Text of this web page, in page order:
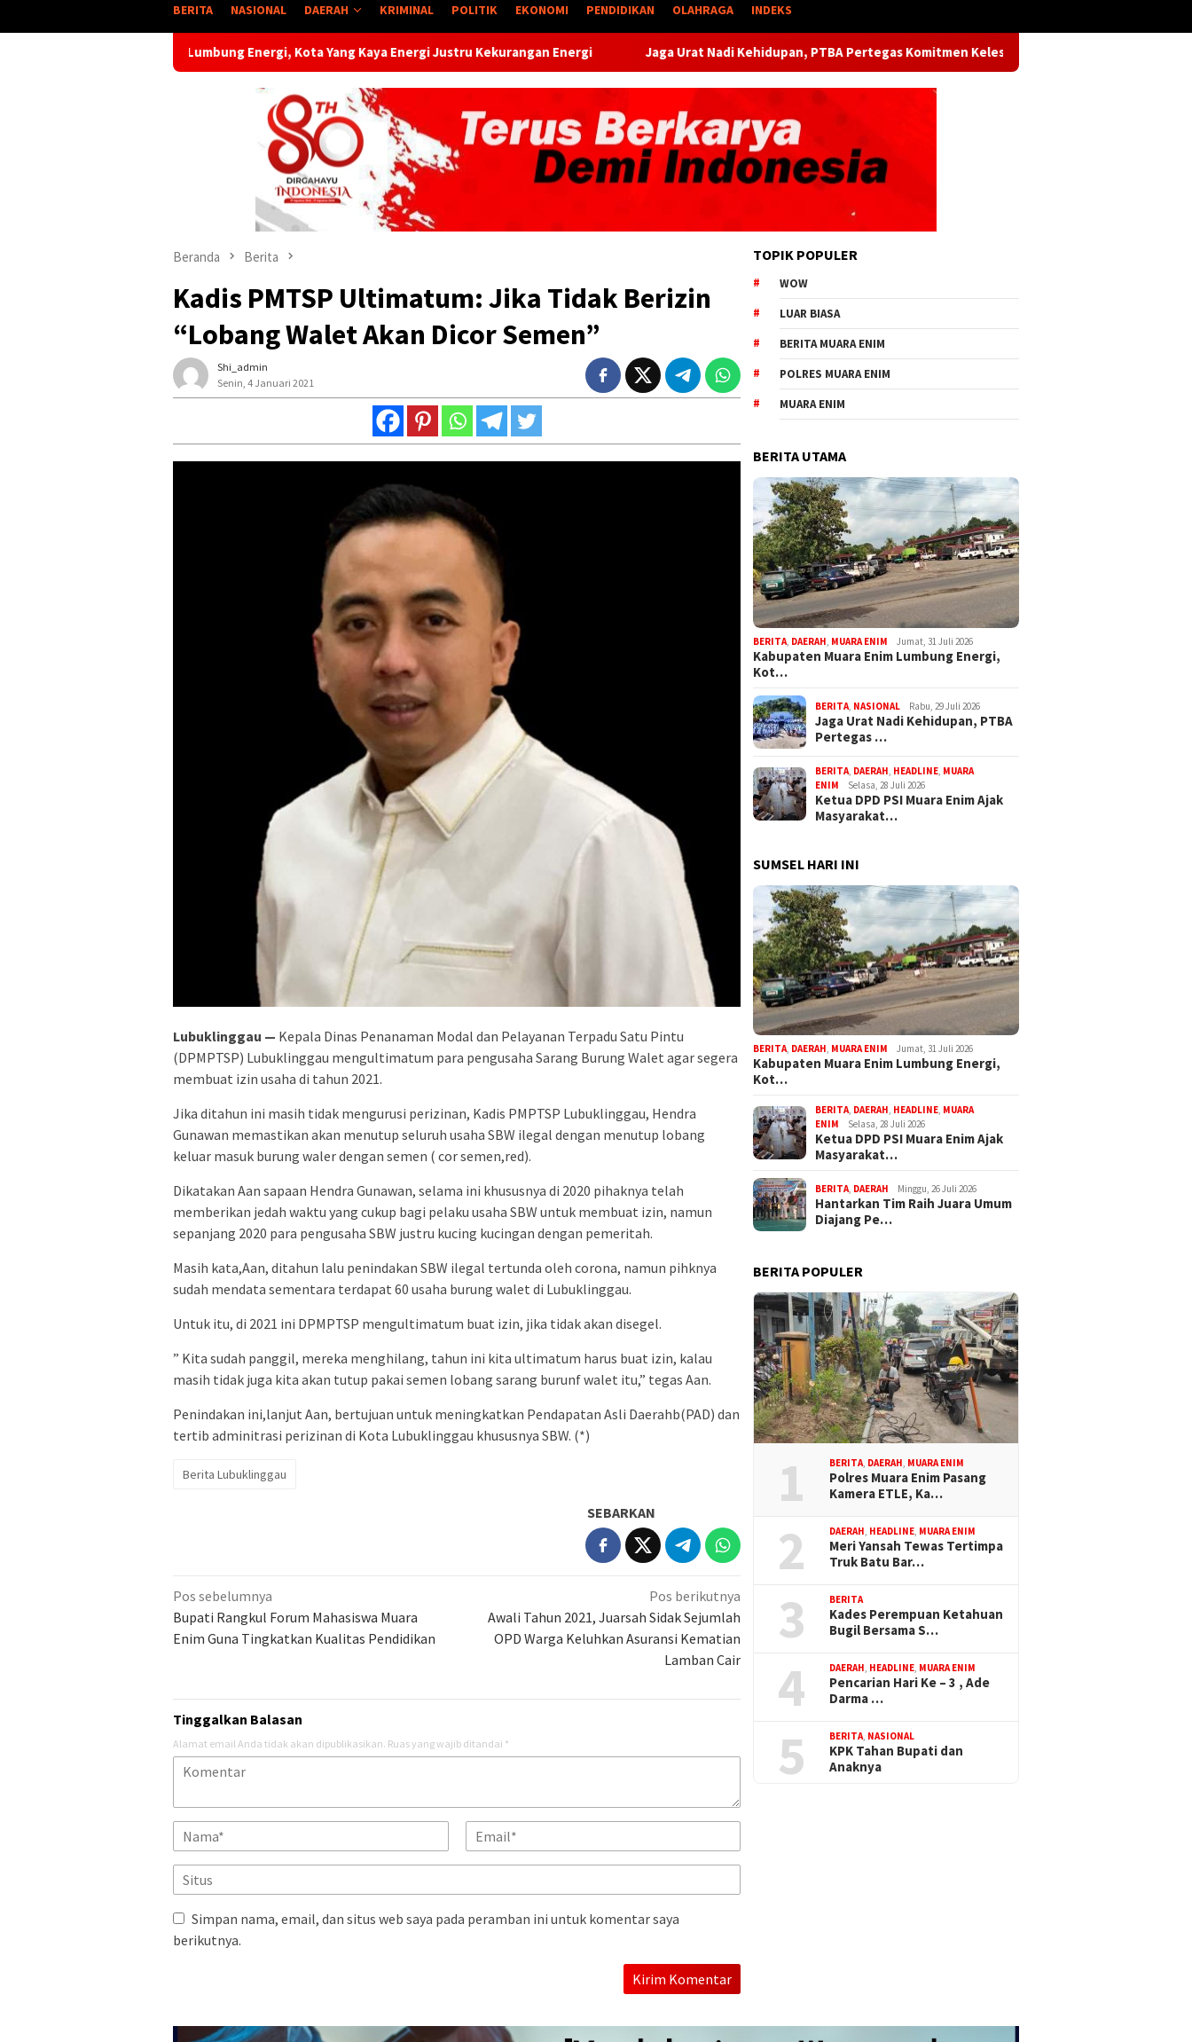
BERITA NASIONAL DAERAH KRIMINAL POLITIK EKONOMI PENDIDIKAN OLAHRAGA INDEKS
Energi, Kota Yang Kaya Energi Justru Kekurangan Energi Jaga Urat Nadi Kehidupan, PTBA Pertegas Komitmen Kelestarian Sungai dalam Konferensi Sungai Indonesia 2026
Beranda Berita
Kadis PMTSP Ultimatum: Jika Tidak Berizin
“Lobang Walet Akan Dicor Semen”
Shi_admin
Senin, 4 Januari 2021
Lubuklinggau — Kepala Dinas Penanaman Modal dan Pelayanan Terpadu Satu Pintu
(DPMPTSP) Lubuklinggau mengultimatum para pengusaha Sarang Burung Walet agar segera
membuat izin usaha di tahun 2021.
Jika ditahun ini masih tidak mengurusi perizinan, Kadis PMPTSP Lubuklinggau, Hendra
Gunawan memastikan akan menutup seluruh usaha SBW ilegal dengan menutup lobang
keluar masuk burung waler dengan semen ( cor semen,red).
Dikatakan Aan sapaan Hendra Gunawan, selama ini khususnya di 2020 pihaknya telah
memberikan jedah waktu yang cukup bagi pelaku usaha SBW untuk membuat izin, namun
sepanjang 2020 para pengusaha SBW justru kucing kucingan dengan pemeritah.
Masih kata,Aan, ditahun lalu penindakan SBW ilegal tertunda oleh corona, namun pihknya
sudah mendata sementara terdapat 60 usaha burung walet di Lubuklinggau.
Untuk itu, di 2021 ini DPMPTSP mengultimatum buat izin, jika tidak akan disegel.
” Kita sudah panggil, mereka menghilang, tahun ini kita ultimatum harus buat izin, kalau
masih tidak juga kita akan tutup pakai semen lobang sarang burunf walet itu,” tegas Aan.
Penindakan ini,lanjut Aan, bertujuan untuk meningkatkan Pendapatan Asli Daerahb(PAD) dan
tertib adminitrasi perizinan di Kota Lubuklinggau khususnya SBW. (*)
Berita Lubuklinggau
SEBARKAN
Navigasi
pos
Pos sebelumnya
Bupati Rangkul Forum Mahasiswa Muara
Enim Guna Tingkatkan Kualitas Pendidikan
Pos berikutnya
Awali Tahun 2021, Juarsah Sidak Sejumlah
OPD Warga Keluhkan Asuransi Kematian
Lamban Cair
Tinggalkan Balasan
Alamat email Anda tidak akan dipublikasikan. Ruas yang wajib ditandai *
Simpan nama, email, dan situs web saya pada peramban ini untuk komentar saya
berikutnya.
TOPIK POPULER
WOW
LUAR BIASA
BERITA MUARA ENIM
POLRES MUARA ENIM
MUARA ENIM
BERITA UTAMA
BERITA DAERAH MUARA ENIM Jumat, 31 Juli 2026
Kabupaten Muara Enim Lumbung Energi,
Kot…
BERITA NASIONAL Rabu, 29 Juli 2026
Jaga Urat Nadi Kehidupan, PTBA
Pertegas …
BERITA DAERAH HEADLINE MUARA
ENIM
Selasa, 28 Juli 2026
Ketua DPD PSI Muara Enim Ajak
Masyarakat…
SUMSEL HARI INI
BERITA, DAERAH, MUARA ENIM Jumat, 31 Juli 2026
Kabupaten Muara Enim Lumbung Energi,
Kot…
BERITA, DAERAH, HEADLINE, MUARA
ENIM
Selasa, 28 Juli 2026
Ketua DPD PSI Muara Enim Ajak
Masyarakat…
BERITA, DAERAH Minggu, 26 Juli 2026
Hantarkan Tim Raih Juara Umum
Diajang Pe…
BERITA POPULER
1 BERITA, DAERAH, MUARA ENIM
Polres Muara Enim Pasang
Kamera ETLE, Ka…
2 DAERAH, HEADLINE, MUARA ENIM
Meri Yansah Tewas Tertimpa
Truk Batu Bar…
3 BERITA
Kades Perempuan Ketahuan
Bugil Bersama S…
4 DAERAH, HEADLINE, MUARA ENIM
Pencarian Hari Ke – 3 , Ade
Darma …
5 BERITA, NASIONAL
KPK Tahan Bupati dan
Anaknya